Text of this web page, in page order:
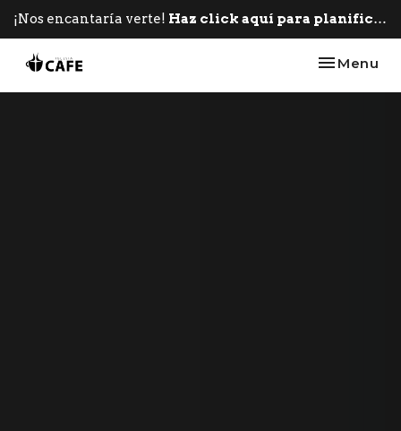
¡Nos encantaría verte! Haz click aquí para planificar tu primera visita.
Toggle
Menu